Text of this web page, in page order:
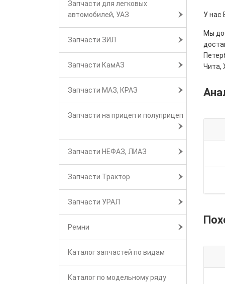
Запчасти для легковых
автомобилей, УАЗ
Запчасти ЗИЛ
Запчасти КамАЗ
Запчасти МАЗ, КРАЗ
Запчасти на прицеп и полуприцеп
Запчасти НЕФАЗ, ЛИАЗ
Запчасти Трактор
Запчасти УРАЛ
Ремни
Каталог запчастей по видам
Каталог по модельному ряду
У нас
Мы
Чита,